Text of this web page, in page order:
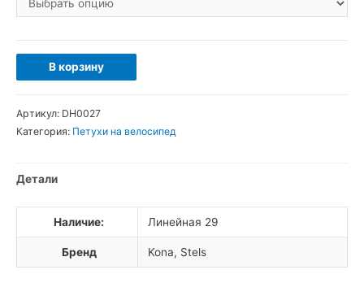
Количество
товара
для
Stels
В корзину
Артикул: DH0027
Категория: Петухи на велосипед
Детали
Наличие: Линейная 29
Бренд Kona, Stels